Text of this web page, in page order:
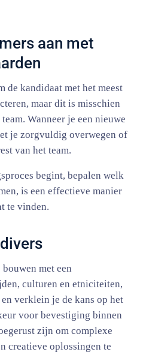
aan met
kandidaat met het meest
maar dit is misschien
Wanneer je een nieuwe
je zorgvuldig overwegen of
van het team.
begint, bepalen welk
is een effectieve manier
te vinden.
bouwen met een
culturen en etniciteiten,
verklein je de kans op het
voor bevestiging binnen
zijn om complexe
creatieve oplossingen te